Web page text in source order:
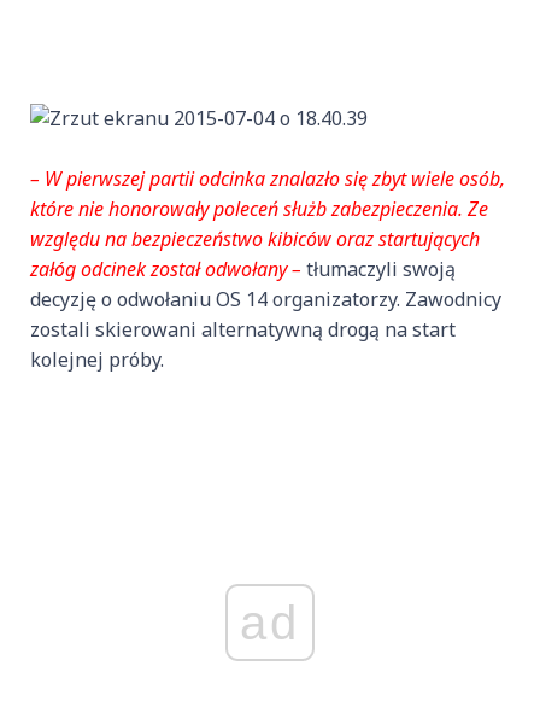
– W pierwszej partii odcinka znalazło się zbyt wiele osób,
które nie honorowały poleceń służb zabezpieczenia. Ze
względu na bezpieczeństwo kibiców oraz startujących
załóg odcinek został odwołany – tłumaczyli swoją
decyzję o odwołaniu OS 14 organizatorzy. Zawodnicy
zostali skierowani alternatywną drogą na start
kolejnej próby.
ad